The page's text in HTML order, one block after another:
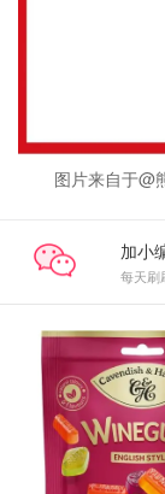
图片来自于@
加小
每天刷